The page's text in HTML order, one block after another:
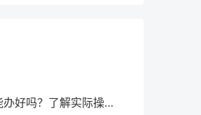
变更法人一天能办好吗？了解实际操作所需时间